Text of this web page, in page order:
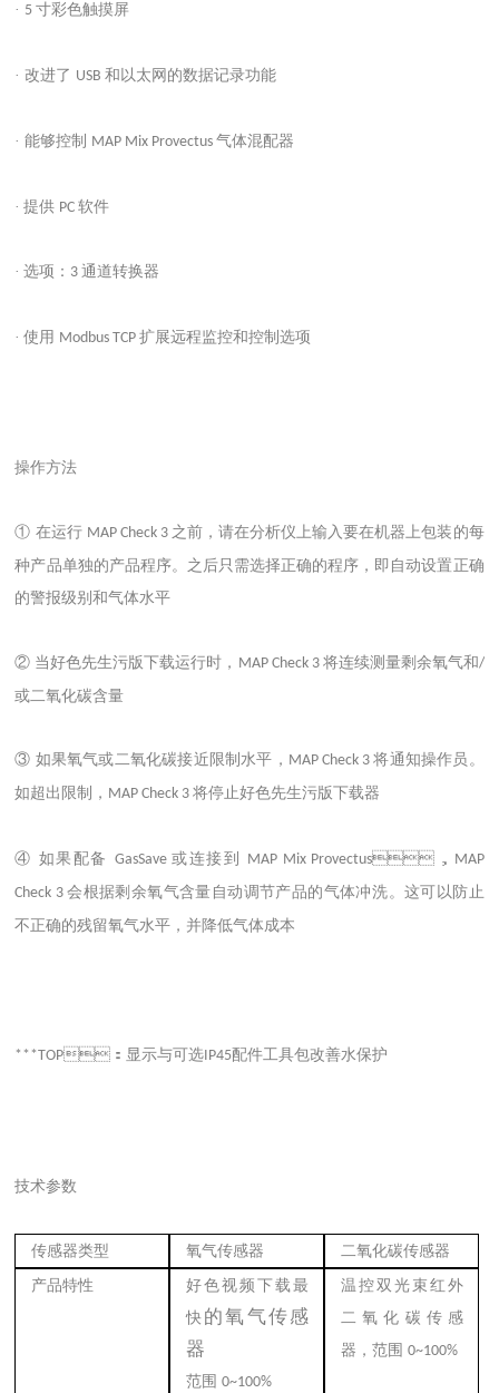
· 5寸彩色触摸屏
· 改进了 USB和以太网的数据记录功能
· 能够控制 MAP Mix Provectus气体混配器
· 提供 PC软件
· 选项： 3通道转换器
· 使用 Modbus TCP扩展远程监控和控制选项
操作方法
① 在运行 MAP Check 3 之前，请在分析仪上输入要在机器上包装的每
种产品单独的产品程序。之后只需选择正确的程序，即自动设置正确
的警报级别和气体水平
② 当好色先生污版下载运行时， MAP Check 3 将连续测量剩余氧气和/
或二氧化碳含量
③ 如果氧气或二氧化碳接近限制水平， MAP Check 3将通知操作员。
如超出限制， MAP Check 3将停止好色先生污版下载器
④ 如果配备 GasSave或连接到 MAP Mix Provectus， MAP
Check 3会根据剩余氧气含量自动调节产品的气体冲洗。这可以防止
不正确的残留氧气水平，并降低气体成本
***TOP：显示与可选IP45配件工具包改善水保护
技术参数
传感器类型 氧气传感器 二氧化碳传感器
产品特性
好色视频下载最
快 的氧气传感
器
范围 0~100%
温控双光束红外
二氧化碳传感
器，范围 0~100%